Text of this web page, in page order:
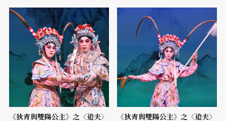
《狄青與雙陽公主》之〈追夫〉
《狄青與雙陽公主》之〈追夫〉